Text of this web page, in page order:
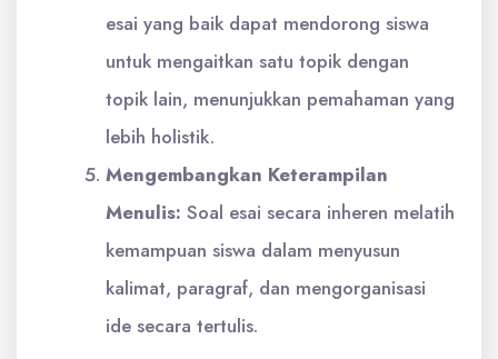
esai yang baik dapat mendorong siswa
untuk mengaitkan satu topik dengan
topik lain, menunjukkan pemahaman yang
lebih holistik.
Mengembangkan Keterampilan
Menulis: Soal esai secara inheren melatih
kemampuan siswa dalam menyusun
kalimat, paragraf, dan mengorganisasi
ide secara tertulis.